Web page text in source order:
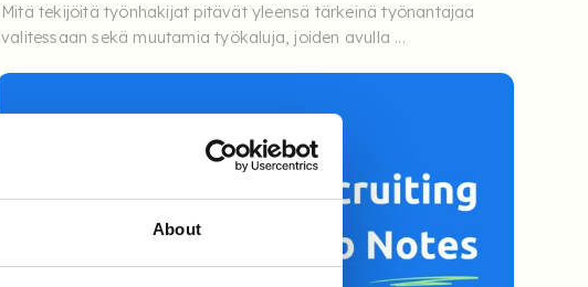
About
Mitä tekijöitä työnhakijat pitävät yleensä tärkeinä työnantajaa
valitessaan sekä muutamia työkaluja, joiden avulla ...